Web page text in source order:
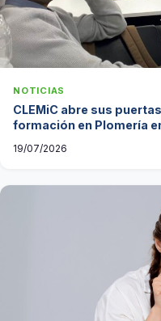
NOTICIAS
CLEMiC abre sus
formación en Plomería
19/07/2026